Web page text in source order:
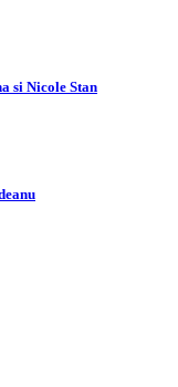
si Nicole Stan